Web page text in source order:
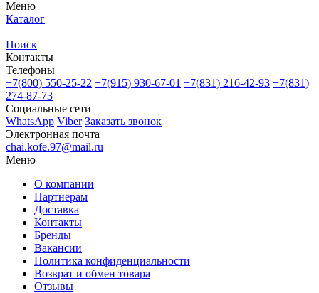
Меню
Каталог
Поиск
Контакты
Телефоны
+7(800) 550-25-22 +7(915) 930-67-01 +7(831) 216-42-93 +7(831)
274-87-73
Социальные сети
WhatsApp Viber Заказать звонок
Электронная почта
chai.kofe.97@mail.ru
Меню
О компании
Партнерам
Доставка
Контакты
Бренды
Вакансии
Политика конфиденциальности
Возврат и обмен товара
Отзывы